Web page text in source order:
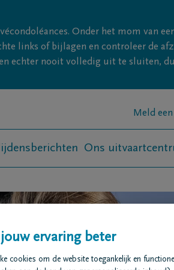
Onder het mom van
links of bijlagen en controleer de
echter nooit volledig uit te sluiten,
Meld
Ons
ervaring beter
cookies om de website toegankelijk en